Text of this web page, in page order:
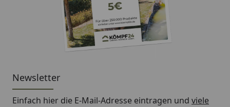
Newsletter
Einfach hier die E-Mail-Adresse eintragen und viele